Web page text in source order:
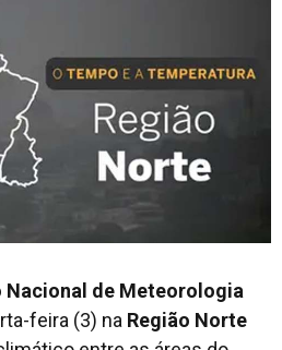
de Meteorologia
feira (3) na Região Norte